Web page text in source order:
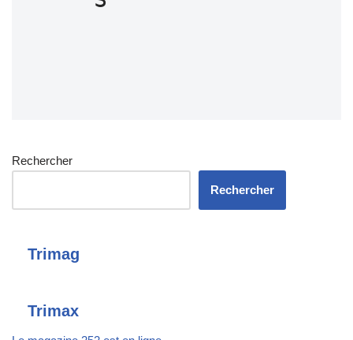
Rechercher
Rechercher
Trimag
Trimax